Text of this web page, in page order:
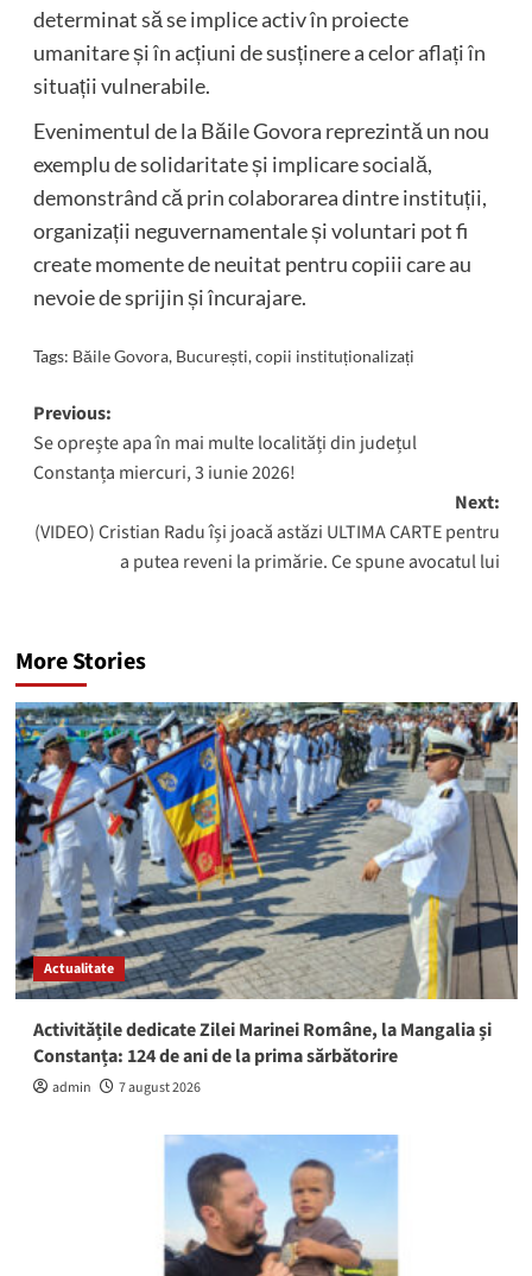
determinat să se implice activ în proiecte
umanitare și în acțiuni de susținere a celor aflați în
situații vulnerabile.
Evenimentul de la Băile Govora reprezintă un nou
exemplu de solidaritate și implicare socială,
demonstrând că prin colaborarea dintre instituții,
organizații neguvernamentale și voluntari pot fi
create momente de neuitat pentru copiii care au
nevoie de sprijin și încurajare.
Tags: Băile Govora, București,copii instituționalizați
Post
navigation
Previous:
Se oprește apa în mai multe localități din județul
Constanța miercuri, 3 iunie 2026!
Next:
(VIDEO) Cristian Radu își joacă astăzi ULTIMA CARTE pentru
a putea reveni la primărie. Ce spune avocatul lui
More Stories
Actualitate
Activitățile dedicate Zilei Marinei Române, la Mangalia și
Constanța: 124 de ani de la prima sărbătorire
admin 7 august 2026